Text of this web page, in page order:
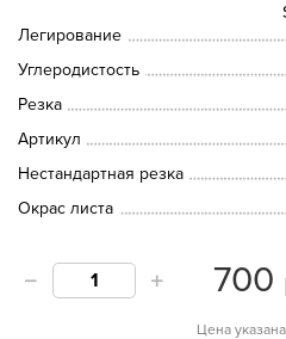
Легирование
Углеродистость
Резка
Артикул
Нестандартная резка
Окрас листа
700
Цена